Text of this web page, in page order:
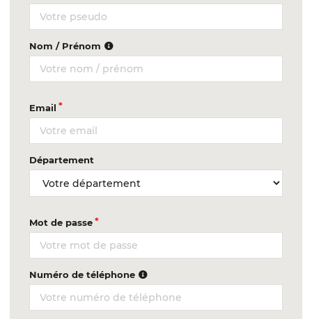
Nom / Prénom
Email
Département
Mot de passe
Numéro de téléphone